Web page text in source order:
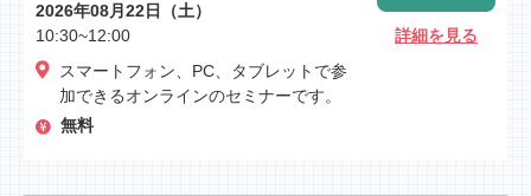
2026年08月22日（土）
10:30~12:00
スマートフォン、PC、タブレットで参
加できるオンラインのセミナーです。
無料
詳細を見る